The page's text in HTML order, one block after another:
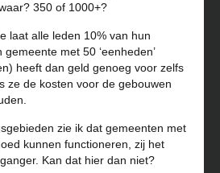
350 of 1000+?
laat alle leden 10% van hun
met 50 ‘eenheden’
heeft dan geld genoeg voor zelfs
ze de kosten voor de gebouwen
zie ik dat gemeenten met
kunnen functioneren, zij het
Kan dat hier dan niet?